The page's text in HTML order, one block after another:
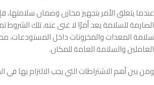
عندما يتعلق الأمر بتجهيز مخازن وضمان سلامتها،
الصارمة للسلامة يعد أمرًا لا غنى عنه، تلك
سلامة المعدات والمخزونات داخل المستودعات،
العاملين والسلامة العامة للمكان.
ومن بين أهم الاشتراطات التي يجب الالتزام بها في